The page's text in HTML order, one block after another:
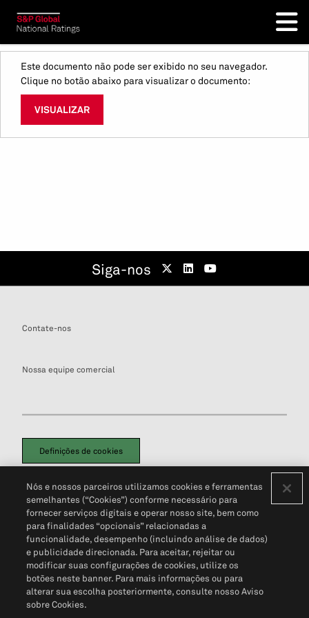
Este documento não pode ser exibido no seu navegador.
Clique no botão abaixo para visualizar o documento:
VISUALIZAR
Siga-nos
Contate-nos
Nossa equipe comercial
Definições de cookies
Política de PrivacidadePortal de privacidade do cliente (em inglês)
Não Venda Minhas Informações Pessoais© 2026 S&P Global
Nós e nossos parceiros utilizamos cookies e ferramentas
semelhantes (“Cookies”) conforme necessário para
fornecer serviços digitais e operar nosso site, bem como
para finalidades “opcionais” relacionadas a
funcionalidade, desempenho (incluindo análise de dados)
e publicidade direcionada. Para aceitar, rejeitar ou
modificar suas configurações de cookies, utilize os
botões neste banner. Para mais informações ou para
alterar sua escolha posteriormente, consulte nosso Aviso
sobre Cookies.